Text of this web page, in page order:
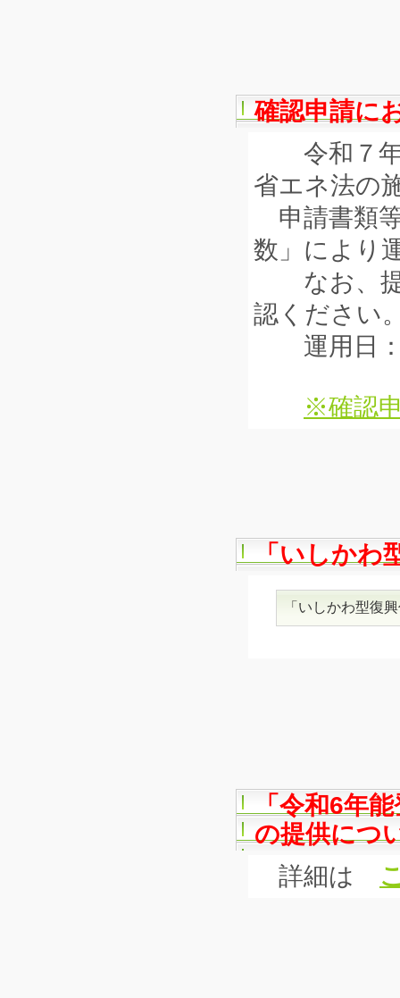
確認申請に
令和７年
省エネ法の
申請書類
数」により
なお、提
認ください
運用日：
※確認
「いしか
「いしかわ型復
「令和6年
の提供につ
詳細は